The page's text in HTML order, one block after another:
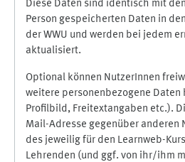
Diese Daten sind identisch mit
Person gespeicherten Daten in
der WWU und werden bei jedem
aktualisiert.
Optional können NutzerInnen
weitere personenbezogene Daten
Profilbild, Freitextangaben etc.).
Mail-Adresse gegenüber anderen
des jeweilig für den Learnweb-
Lehrenden (und ggf. von ihr/ihm